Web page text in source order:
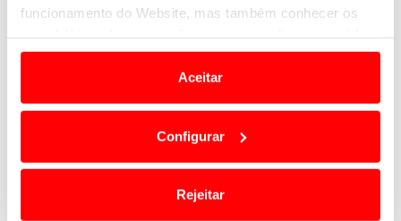
funcionamento do Website, mas também conhecer os
e anúncios de modo a promover produtos e/ou serviços.
Em alguns casos, a utilização destas tecnologias
termos e a todo o tempo as suas preferências e limitando
o acesso a informações durante a navegação no
Aceitar
Configurar
Rejeitar